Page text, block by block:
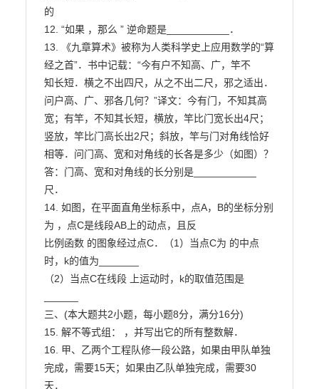
的
12. “如果 ，那么 ” 逆命题是___________．
13. 《九章算术》被称为人类科学史上应用数学的“算
经之首”．书中记载：“今有户不知高、广，竿不
知长短．横之不出四尺，从之不出二尺，邪之适出．
问户高、广、邪各几何？”译文：今有门，不知其高
宽；有竿，不知其长短，横放，竿比门宽长出4尺；
竖放，竿比门高长出2尺；斜放，竿与门对角线恰好
相等．问门高、宽和对角线的长各是多少（如图）？
答：门高、宽和对角线的长分别是___________
尺．
14. 如图，在平面直角坐标系中，点A，B的坐标分别
为 ，点C是线段AB上的动点，且反
比例函数 的图象经过点C．（1）当点C为 的中点
时，k的值为_______
（2）当点C在线段 上运动时，k的取值范围是
三、(本大题共2小题，每小题8分，满分16分)
15. 解不等式组： ，并写出它的所有整数解．
16. 甲、乙两个工程队修一段公路，如果由甲队单独
完成，需要15天；如果由乙队单独完成，需要30
天．